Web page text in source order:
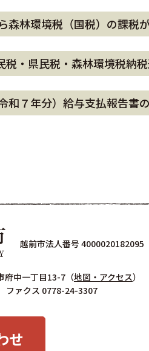
森林環境税（国税）の課税
税・県民税・森林環境税納
和７年分）給与支払報告書
越前市法人番号 4000020182095
府中一丁目13-7 （地図・アクセス）
ァクス 0778-24-3307
せ